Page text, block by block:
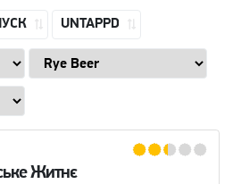
UNTAPPD
Житнє